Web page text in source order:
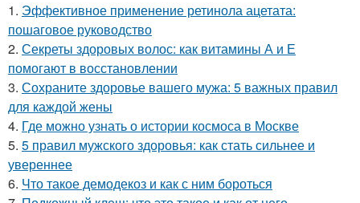
1. Эффективное применение ретинола ацетата:
пошаговое руководство
2. Секреты здоровых волос: как витамины А и Е
помогают в восстановлении
3. Сохраните здоровье вашего мужа: 5 важных правил
для каждой жены
4. Где можно узнать о истории космоса в Москве
5. 5 правил мужского здоровья: как стать сильнее и
увереннее
6. Что такое демодекоз и как с ним бороться